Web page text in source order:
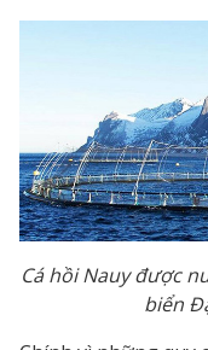
Cá hồi Nauy được
biển